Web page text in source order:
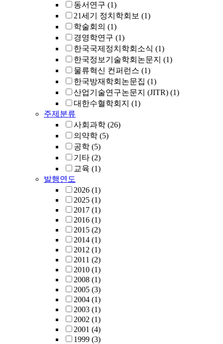
동서연구 (1)
21세기 정치학회보 (1)
학술회의 (1)
경영학연구 (1)
한국국제정치학회소식 (1)
한국정보기술학회논문지 (1)
물류혁신 컨퍼런스 (1)
한국방재학회논문집 (1)
산업기술연구논문지 (JITR) (1)
대한수혈학회지 (1)
주제분류
사회과학 (26)
의약학 (5)
공학 (5)
기타 (2)
교육 (1)
발행연도
2026 (1)
2025 (1)
2017 (1)
2016 (1)
2015 (2)
2014 (1)
2012 (1)
2011 (2)
2010 (1)
2008 (1)
2005 (3)
2004 (1)
2003 (1)
2002 (1)
2001 (4)
1999 (3)